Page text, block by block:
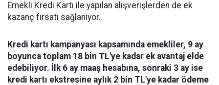
Emekli Kredi Kartı ile yapılan alışverişlerden de ek
kazanç fırsatı sağlanıyor.
Kredi kartı kampanyası kapsamında emekliler, 9 ay
boyunca toplam 18 bin TL'ye kadar ek avantaj elde
edebiliyor. İlk 6 ay maaş hesabına, sonraki 3 ay ise
kredi kartı ekstresine aylık 2 bin TL'ye kadar ödeme